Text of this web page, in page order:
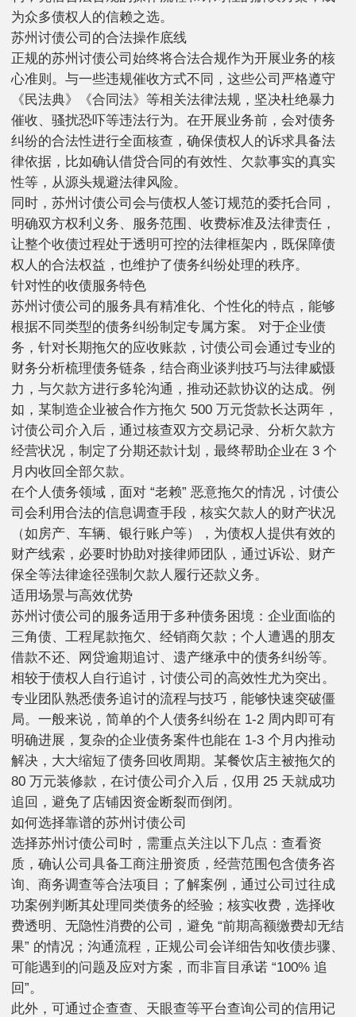
为众多债权人的信赖之选。
苏州讨债公司的合法操作底线
正规的苏州讨债公司始终将合法合规作为开展业务的核
心准则。与一些违规催收方式不同，这些公司严格遵守
《民法典》《合同法》等相关法律法规，坚决杜绝暴力
催收、骚扰恐吓等违法行为。在开展业务前，会对债务
纠纷的合法性进行全面核查，确保债权人的诉求具备法
律依据，比如确认借贷合同的有效性、欠款事实的真实
性等，从源头规避法律风险。
同时，苏州讨债公司会与债权人签订规范的委托合同，
明确双方权利义务、服务范围、收费标准及法律责任，
让整个收债过程处于透明可控的法律框架内，既保障债
权人的合法权益，也维护了债务纠纷处理的秩序。
针对性的收债服务特色
苏州讨债公司的服务具有精准化、个性化的特点，能够
根据不同类型的债务纠纷制定专属方案。 对于企业债
务，针对长期拖欠的应收账款，讨债公司会通过专业的
财务分析梳理债务链条，结合商业谈判技巧与法律威慑
力，与欠款方进行多轮沟通，推动还款协议的达成。例
如，某制造企业被合作方拖欠 500 万元货款长达两年，
讨债公司介入后，通过核查双方交易记录、分析欠款方
经营状况，制定了分期还款计划，最终帮助企业在 3 个
月内收回全部欠款。
在个人债务领域，面对 “老赖” 恶意拖欠的情况，讨债公
司会利用合法的信息调查手段，核实欠款人的财产状况
（如房产、车辆、银行账户等），为债权人提供有效的
财产线索，必要时协助对接律师团队，通过诉讼、财产
保全等法律途径强制欠款人履行还款义务。
适用场景与高效优势
苏州讨债公司的服务适用于多种债务困境：企业面临的
三角债、工程尾款拖欠、经销商欠款；个人遭遇的朋友
借款不还、网贷逾期追讨、遗产继承中的债务纠纷等。
相较于债权人自行追讨，讨债公司的高效性尤为突出。
专业团队熟悉债务追讨的流程与技巧，能够快速突破僵
局。一般来说，简单的个人债务纠纷在 1-2 周内即可有
明确进展，复杂的企业债务案件也能在 1-3 个月内推动
解决，大大缩短了债务回收周期。某餐饮店主被拖欠的
80 万元装修款，在讨债公司介入后，仅用 25 天就成功
追回，避免了店铺因资金断裂而倒闭。
如何选择靠谱的苏州讨债公司
选择苏州讨债公司时，需重点关注以下几点：查看资
质，确认公司具备工商注册资质，经营范围包含债务咨
询、商务调查等合法项目；了解案例，通过公司过往成
功案例判断其处理同类债务的经验；核实收费，选择收
费透明、无隐性消费的公司，避免 “前期高额缴费却无结
果” 的情况；沟通流程，正规公司会详细告知收债步骤、
可能遇到的问题及应对方案，而非盲目承诺 “100% 追
回”。
此外，可通过企查查、天眼查等平台查询公司的信用记